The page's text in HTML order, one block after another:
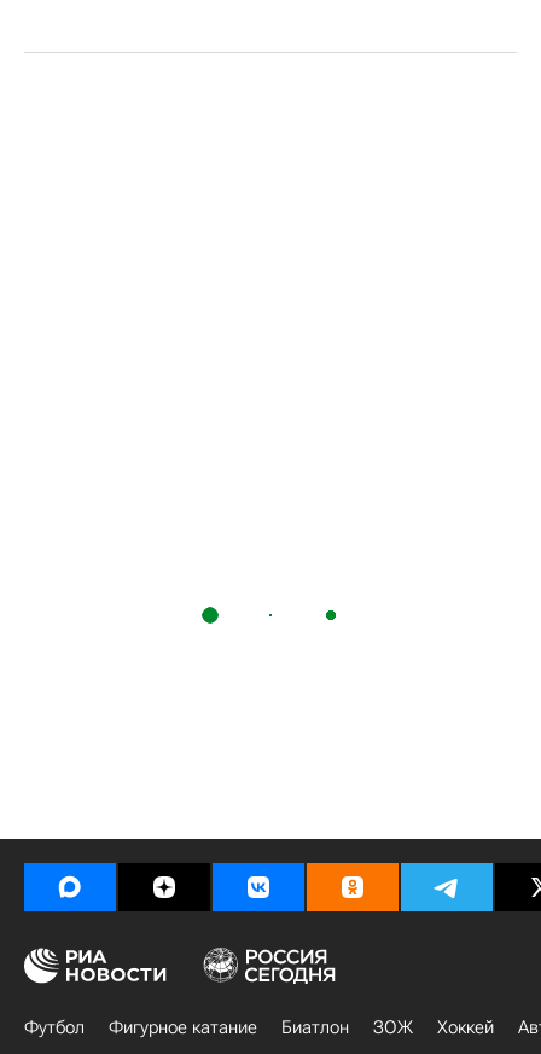
Футбол Фигурное катание Биатлон ЗОЖ Хоккей